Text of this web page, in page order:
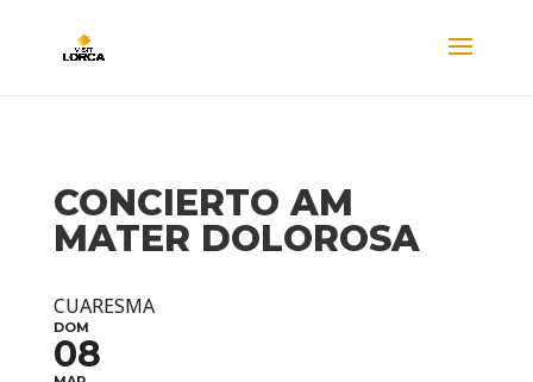
CONCIERTO AM
MATER DOLOROSA
CUARESMA
DOM
08